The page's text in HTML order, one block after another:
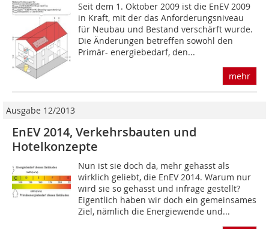
Seit dem 1. Oktober 2009 ist die EnEV 2009
in Kraft, mit der das Anforderungsniveau
für Neubau und Bestand verschärft wurde.
Die Änderungen betreffen sowohl den
Primär- energiebedarf, den...
mehr
Ausgabe 12/2013
EnEV 2014, Verkehrsbauten und
Hotelkonzepte
Nun ist sie doch da, mehr gehasst als
wirklich geliebt, die EnEV 2014. Warum nur
wird sie so gehasst und infrage gestellt?
Eigentlich haben wir doch ein gemeinsames
Ziel, nämlich die Energiewende und...